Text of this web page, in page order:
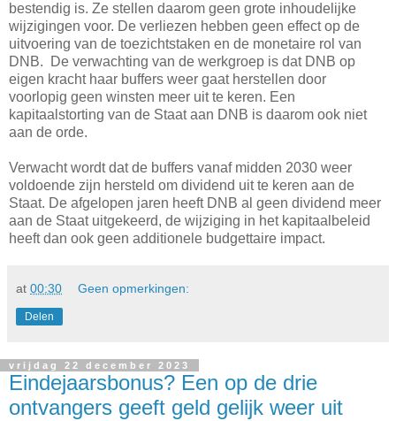
bestendig is. Ze stellen daarom geen grote inhoudelijke
wijzigingen voor. De verliezen hebben geen effect op de
uitvoering van de toezichtstaken en de monetaire rol van
DNB. De verwachting van de werkgroep is dat DNB op
eigen kracht haar buffers weer gaat herstellen door
voorlopig geen winsten meer uit te keren. Een
kapitaalstorting van de Staat aan DNB is daarom ook niet
aan de orde.
Verwacht wordt dat de buffers vanaf midden 2030 weer
voldoende zijn hersteld om dividend uit te keren aan de
Staat. De afgelopen jaren heeft DNB al geen dividend meer
aan de Staat uitgekeerd, de wijziging in het kapitaalbeleid
heeft dan ook geen additionele budgettaire impact.
at 00:30 Geen opmerkingen:
Delen
vrijdag 22 december 2023
Eindejaarsbonus? Een op de drie
ontvangers geeft geld gelijk weer uit